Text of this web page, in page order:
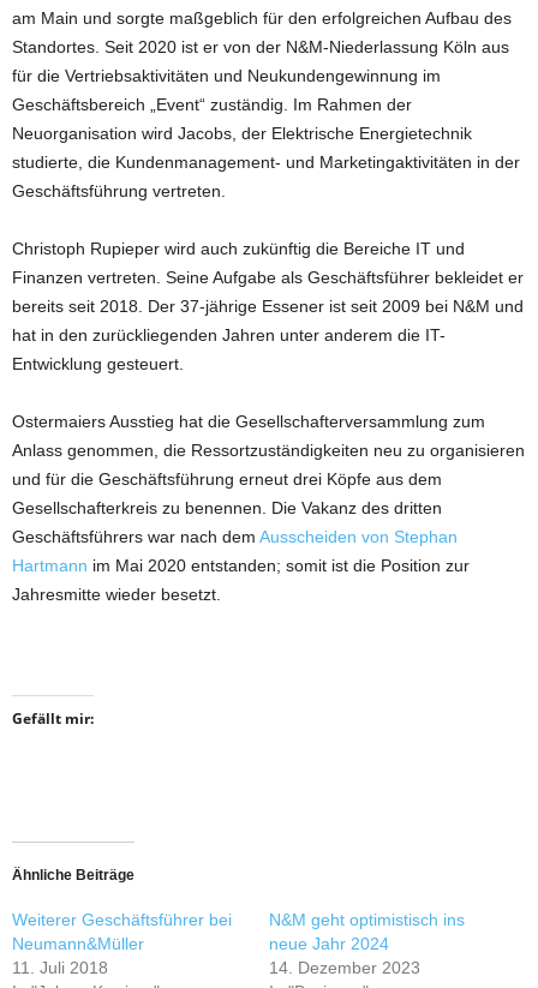
am Main und sorgte maßgeblich für den erfolgreichen Aufbau des
Standortes. Seit 2020 ist er von der N&M-Niederlassung Köln aus
für die Vertriebsaktivitäten und Neukundengewinnung im
Geschäftsbereich „Event“ zuständig. Im Rahmen der
Neuorganisation wird Jacobs, der Elektrische Energietechnik
studierte, die Kundenmanagement- und Marketingaktivitäten in der
Geschäftsführung vertreten.
Christoph Rupieper wird auch zukünftig die Bereiche IT und
Finanzen vertreten. Seine Aufgabe als Geschäftsführer bekleidet er
bereits seit 2018. Der 37-jährige Essener ist seit 2009 bei N&M und
hat in den zurückliegenden Jahren unter anderem die IT-
Entwicklung gesteuert.
Ostermaiers Ausstieg hat die Gesellschafterversammlung zum
Anlass genommen, die Ressortzuständigkeiten neu zu organisieren
und für die Geschäftsführung erneut drei Köpfe aus dem
Gesellschafterkreis zu benennen. Die Vakanz des dritten
Geschäftsführers war nach dem Ausscheiden von Stephan
Hartmann im Mai 2020 entstanden; somit ist die Position zur
Jahresmitte wieder besetzt.
Gefällt mir:
Ähnliche Beiträge
Weiterer Geschäftsführer bei
Neumann&Müller
11. Juli 2018
N&M geht optimistisch ins
neue Jahr 2024
14. Dezember 2023